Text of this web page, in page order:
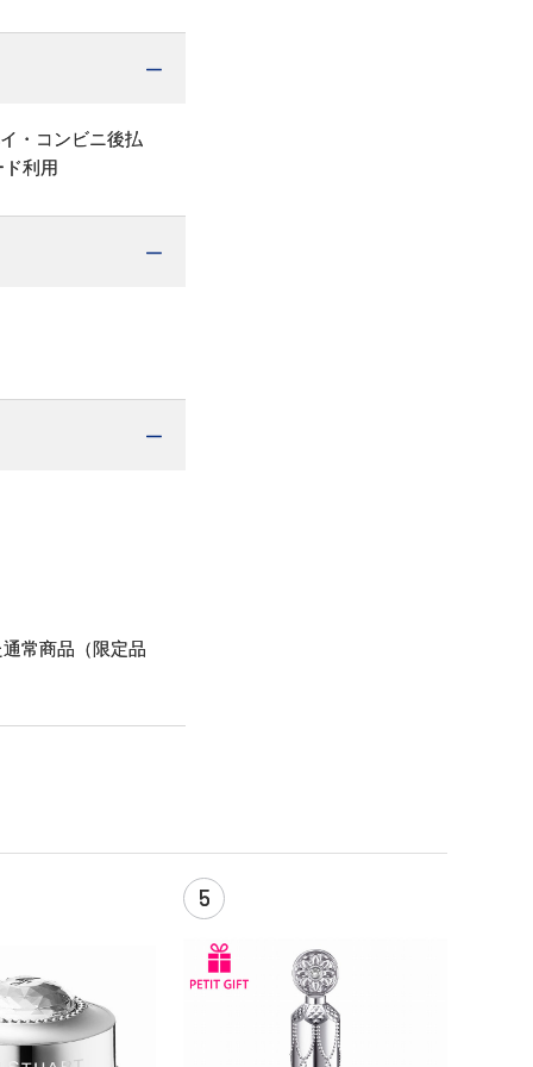
・コンビニ後払
利用
常商品（限定品
5